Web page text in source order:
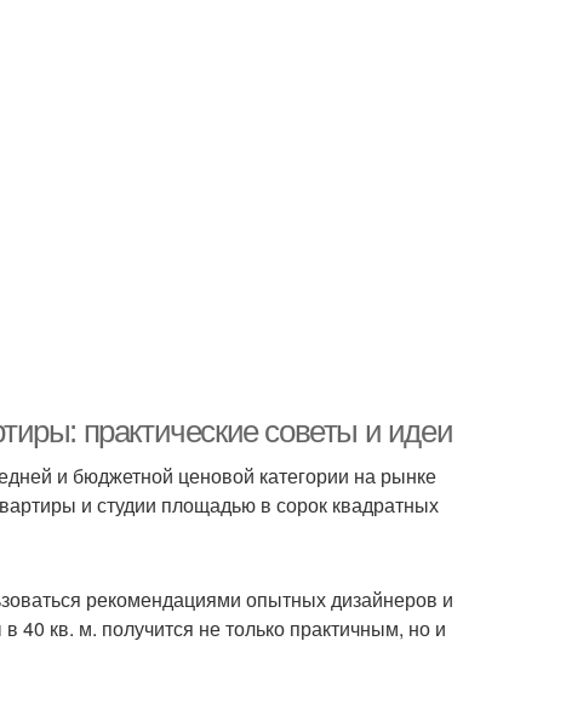
практические советы и идеи
и бюджетной ценовой категории на рынке
и студии площадью в сорок квадратных
рекомендациями опытных дизайнеров и
кв. м. получится не только практичным, но и